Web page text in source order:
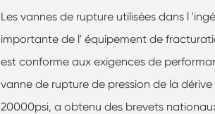
Les vannes de rupture utilisées dans l
importante de l' équipement de
est conforme aux exigences de
vanne de rupture de pression de la
20000psi, a obtenu des brevets